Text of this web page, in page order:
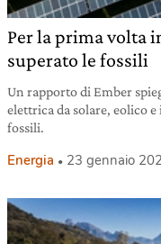
Per la prima volta
superato le fossili
Un rapporto di Ember
elettrica da solare, eolico
fossili.
Energia 23 gennaio